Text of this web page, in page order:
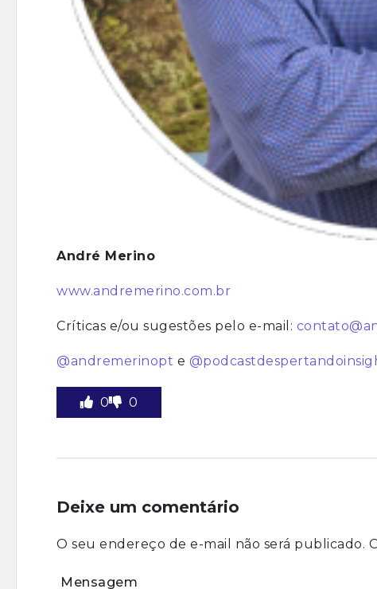
André Merino
www.andremerino.com.br
Críticas e/ou sugestões pelo e-mail:
@andremerinopt e
0 0
Deixe um comentário
O seu endereço de e-mail não será publicado.
Mensagem